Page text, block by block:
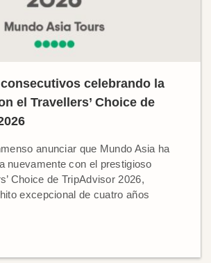
celebrando la
el Travellers’ Choice de
anunciar que Mundo Asia ha
nuevamente con el prestigioso
Choice de TripAdvisor 2026,
excepcional de cuatro años